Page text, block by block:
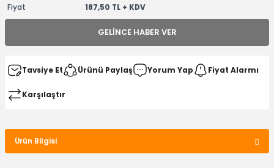
Fiyat
187,50 TL + KDV
GELINCE HABER VER
Tavsiye Et Ürünü Paylaş Yorum Yap Fiyat Alarmı
Karşılaştır
Ürün Bilgisi